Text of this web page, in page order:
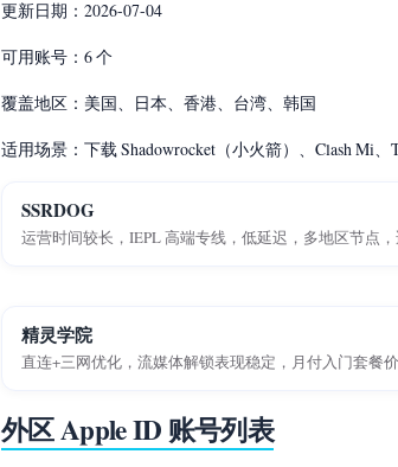
更新日期：2026-07-04
可用账号：6 个
覆盖地区：美国、日本、香港、台湾、韩国
适用场景：下载 Shadowrocket（小火箭）、Clash Mi
SSRDOG
运营时间较长，IEPL 高端专线，低延迟，多地区节点
精灵学院
直连+三网优化，流媒体解锁表现稳定，月付入门套餐
外区 Apple ID 账号列表